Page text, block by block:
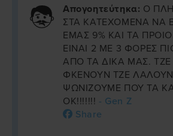
Απογοητεύτηκα: Ο
ΣΤΑ ΚΑΤΕΧΟΜΕΝΑ ΝΑ
ΕΜΑΣ 9% ΚΑΙ ΤΑ
ΕΙΝΑΙ 2 ΜΕ 3 ΦΟΡΕΣ
ΑΠΟ ΤΑ ΔΙΚΑ ΜΑΣ.
ΦΚΕΝΟΥΝ ΤΖΕ
ΨΩΝΙΖΟΥΜΕ ΠΟΥ ΤΑ
ΟΚ!!!!!!! - Gen Z
Share